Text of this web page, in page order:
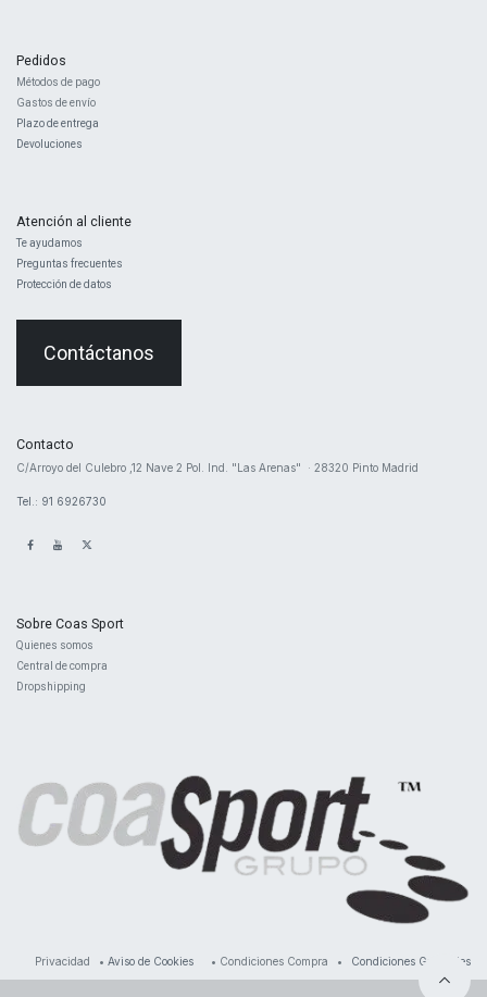
Pedidos
Métodos de pago
Gastos de envío
Plazo de entrega
Devoluciones
Atención al cliente
Te ayudamos
Preguntas frecuentes
Protección de datos
Contáctanos
Contacto
​C/Arroyo del Culebro ,12 Nave 2 ​Pol. Ind. "Las Arenas" · 28320 Pinto Madrid
Tel.: 91 6926730
Sobre Coas Sport
Quienes ​somos
Central de compra
Dropshipping
Privacidad • Aviso de Cookies • Condiciones Compra • Condiciones Generales